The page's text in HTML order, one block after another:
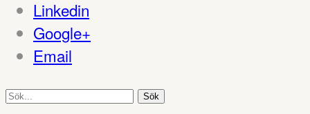
Linkedin
Google+
Email
Sök